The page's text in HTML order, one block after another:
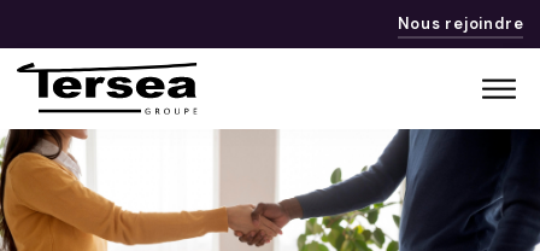
Nous rejoindre